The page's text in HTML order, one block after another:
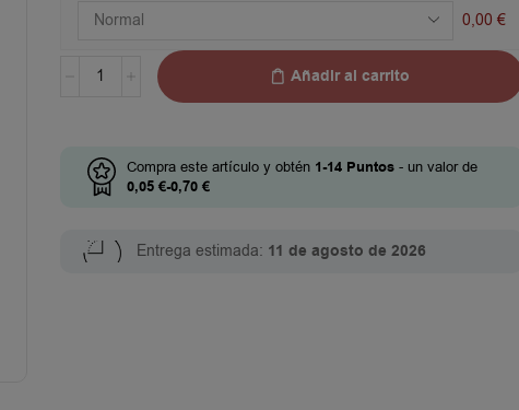
0,00 €
Añadir al carrito
Compra este artículo y obtén 1-14 Puntos - un valor de
0,05€-0,70€
Entrega estimada: 11 de agosto de 2026